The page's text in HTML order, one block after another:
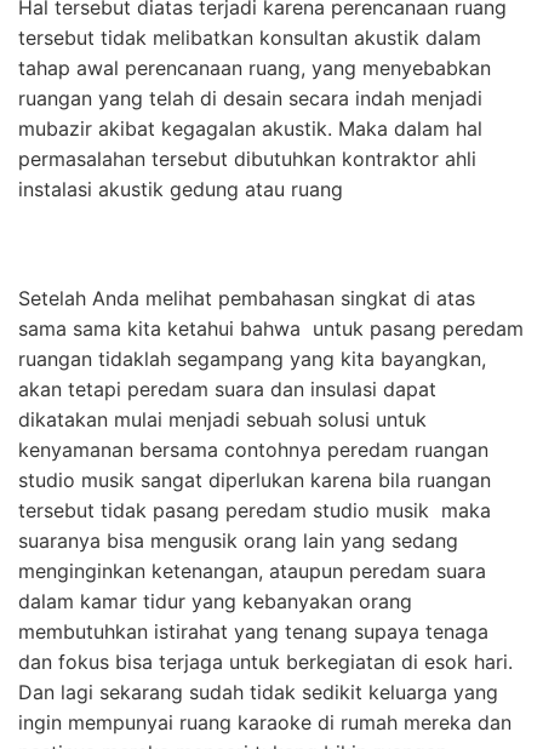
Hal tersebut diatas terjadi karena perencanaan ruang
tersebut tidak melibatkan konsultan akustik dalam
tahap awal perencanaan ruang, yang menyebabkan
ruangan yang telah di desain secara indah menjadi
mubazir akibat kegagalan akustik. Maka dalam hal
permasalahan tersebut dibutuhkan kontraktor ahli
instalasi akustik gedung atau ruang
Setelah Anda melihat pembahasan singkat di atas
sama sama kita ketahui bahwa untuk pasang peredam
ruangan tidaklah segampang yang kita bayangkan,
akan tetapi peredam suara dan insulasi dapat
dikatakan mulai menjadi sebuah solusi untuk
kenyamanan bersama contohnya peredam ruangan
studio musik sangat diperlukan karena bila ruangan
tersebut tidak pasang peredam studio musik maka
suaranya bisa mengusik orang lain yang sedang
menginginkan ketenangan, ataupun peredam suara
dalam kamar tidur yang kebanyakan orang
membutuhkan istirahat yang tenang supaya tenaga
dan fokus bisa terjaga untuk berkegiatan di esok hari.
Dan lagi sekarang sudah tidak sedikit keluarga yang
ingin mempunyai ruang karaoke di rumah mereka dan